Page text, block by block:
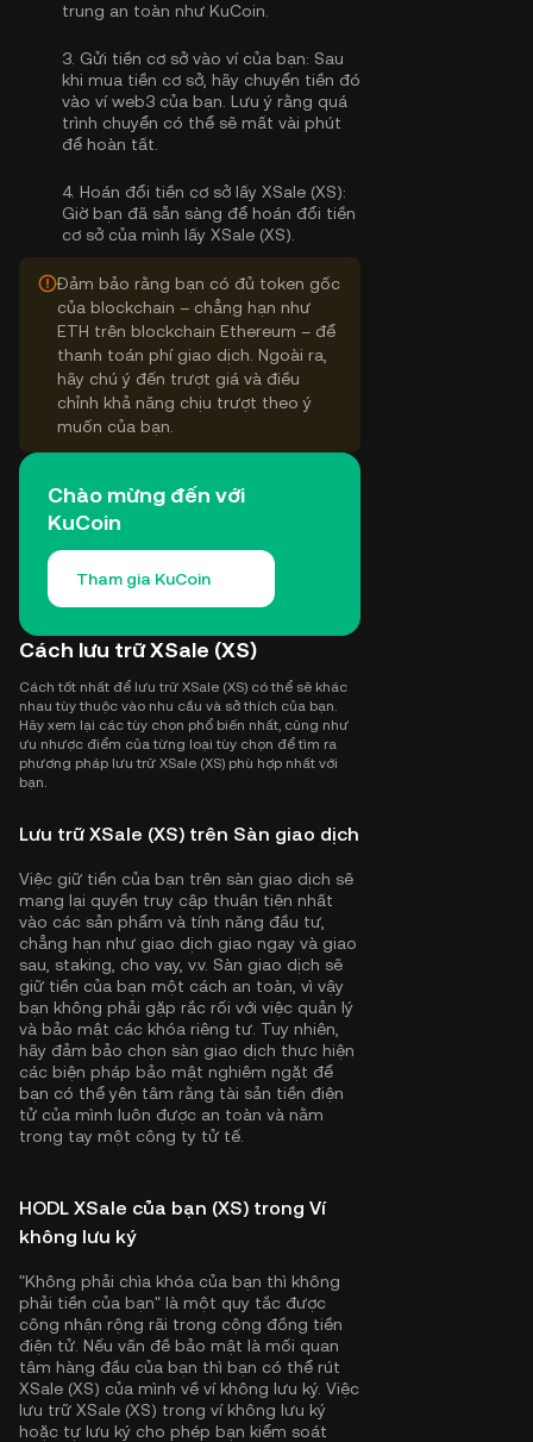
trung an toàn như KuCoin.
3. Gửi tiền cơ sở vào ví của bạn: Sau
khi mua tiền cơ sở, hãy chuyển tiền đó
vào ví web3 của bạn. Lưu ý rằng quá
trình chuyển có thể sẽ mất vài phút
để hoàn tất.
4. Hoán đổi tiền cơ sở lấy XSale (XS):
Giờ bạn đã sẵn sàng để hoán đổi tiền
cơ sở của mình lấy XSale (XS).
Đảm bảo rằng bạn có đủ token gốc
của blockchain – chẳng hạn như
ETH trên blockchain Ethereum – để
thanh toán phí giao dịch. Ngoài ra,
hãy chú ý đến trượt giá và điều
chỉnh khả năng chịu trượt theo ý
muốn của bạn.
Chào mừng đến với
KuCoin
Tham gia KuCoin
Cách lưu trữ XSale (XS)
Cách tốt nhất để lưu trữ XSale (XS) có thể sẽ khác
nhau tùy thuộc vào nhu cầu và sở thích của bạn.
Hãy xem lại các tùy chọn phổ biến nhất, cũng như
ưu nhược điểm của từng loại tùy chọn để tìm ra
phương pháp lưu trữ XSale (XS) phù hợp nhất với
bạn.
Lưu trữ XSale (XS) trên Sàn giao dịch
Việc giữ tiền của bạn trên sàn giao dịch sẽ
mang lại quyền truy cập thuận tiện nhất
vào các sản phẩm và tính năng đầu tư,
chẳng hạn như giao dịch giao ngay và giao
sau, staking, cho vay, v.v. Sàn giao dịch sẽ
giữ tiền của bạn một cách an toàn, vì vậy
bạn không phải gặp rắc rối với việc quản lý
và bảo mật các khóa riêng tư. Tuy nhiên,
hãy đảm bảo chọn sàn giao dịch thực hiện
các biện pháp bảo mật nghiêm ngặt để
bạn có thể yên tâm rằng tài sản tiền điện
tử của mình luôn được an toàn và nằm
trong tay một công ty tử tế.
HODL XSale của bạn (XS) trong Ví
không lưu ký
"Không phải chìa khóa của bạn thì không
phải tiền của bạn" là một quy tắc được
công nhận rộng rãi trong cộng đồng tiền
điện tử. Nếu vấn đề bảo mật là mối quan
tâm hàng đầu của bạn thì bạn có thể rút
XSale (XS) của mình về ví không lưu ký. Việc
lưu trữ XSale (XS) trong ví không lưu ký
hoặc tự lưu ký cho phép bạn kiểm soát